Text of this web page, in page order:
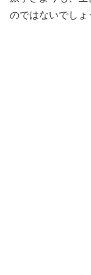
のではないでしょ